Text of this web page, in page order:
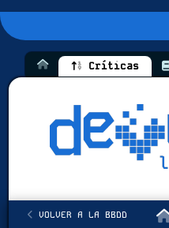
Críticas
VOLVER A LA BBDD